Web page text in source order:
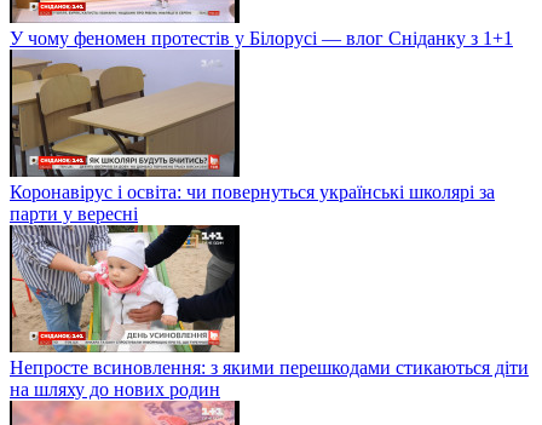
У чому феномен протестів у Білорусі — влог Сніданку з 1+1
Коронавірус і освіта: чи повернуться українські школярі за
парти у вересні
Непросте всиновлення: з якими перешкодами стикаються діти
на шляху до нових родин